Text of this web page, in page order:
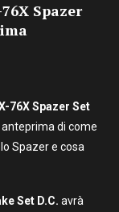
Spazer
76X Spazer Set
di come
Spazer e cosa
Set D.C. avrà